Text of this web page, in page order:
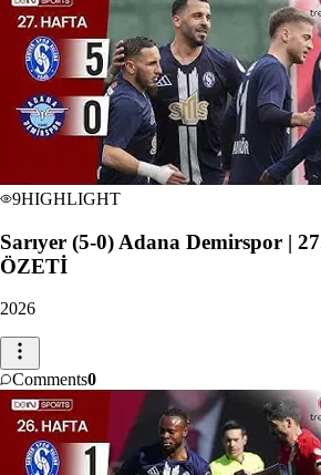
9HIGHLIGHT
Sarıyer (5-0) Adana Demirspor |
ÖZETİ
2026
Comments0